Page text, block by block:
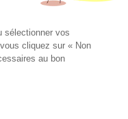
sélectionner vos
cliquez sur « Non
au bon